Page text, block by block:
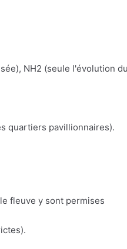
NH2 (seule l'évolution
quartiers pavillionnaires).
fleuve y sont permises